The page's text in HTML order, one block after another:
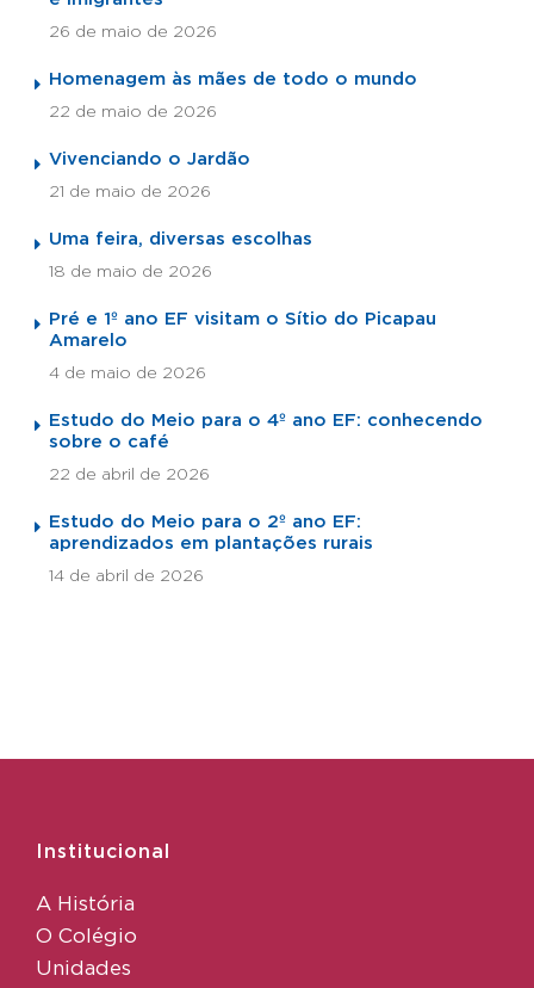
26 de maio de 2026
Homenagem às mães de todo o mundo
22 de maio de 2026
Vivenciando o Jardão
21 de maio de 2026
Uma feira, diversas escolhas
18 de maio de 2026
Pré e 1º ano EF visitam o Sítio do Picapau
Amarelo
4 de maio de 2026
Estudo do Meio para o 4º ano EF: conhecendo
sobre o café
22 de abril de 2026
Estudo do Meio para o 2º ano EF:
aprendizados em plantações rurais
14 de abril de 2026
Institucional
A História
O Colégio
Unidades